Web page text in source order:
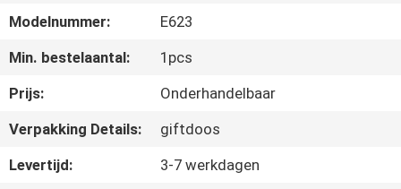
NIEUWS
GEVALLEN
Modelnummer:
E623
Min. bestelaantal:
1pcs
Prijs:
Onderhandelbaar
Verpakking Details:
giftdoos
Levertijd:
3-7 werkdagen